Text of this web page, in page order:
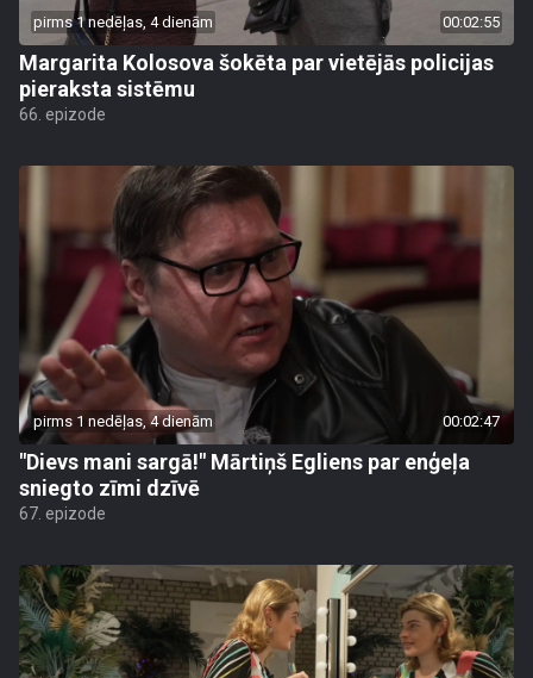
pirms 1 nedēļas, 4 dienām 00:02:55
Margarita Kolosova šokēta par vietējās policijas
pieraksta sistēmu
66. epizode
pirms 1 nedēļas, 4 dienām 00:02:47
"Dievs mani sargā!" Mārtiņš Egliens par enģeļa
sniegto zīmi dzīvē
67. epizode